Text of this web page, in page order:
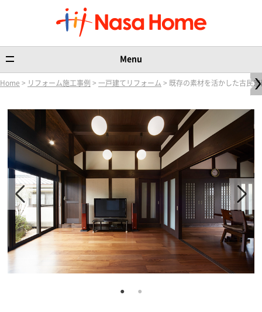
Menu
Home > リフォーム施工事例 > 一戸建てリフォーム > 既存の素材を活かした古民